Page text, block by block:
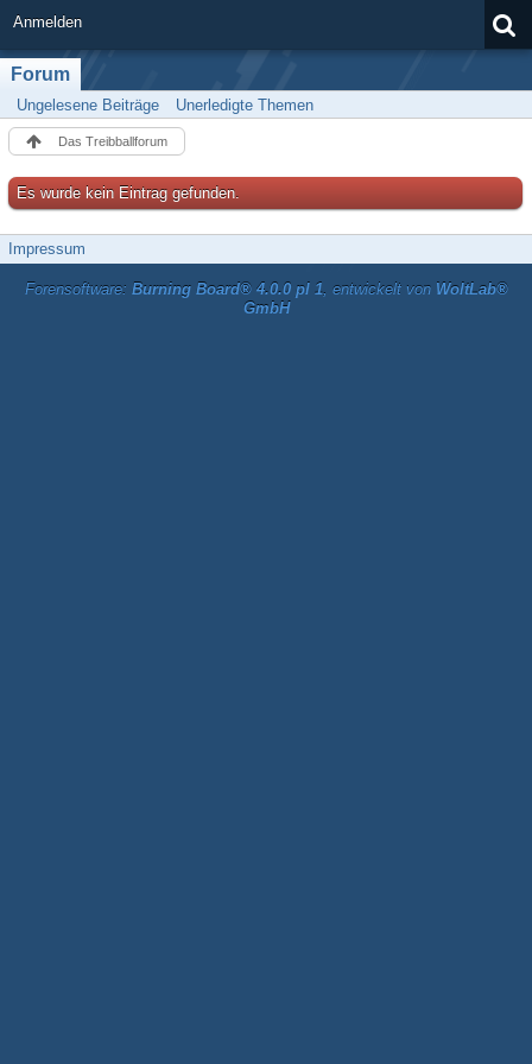
Anmelden
Forum
Ungelesene Beiträge Unerledigte Themen
Das Treibballforum
Es wurde kein Eintrag gefunden.
Impressum
Forensoftware: Burning Board® 4.0.0 pl 1, entwickelt von WoltLab®
GmbH